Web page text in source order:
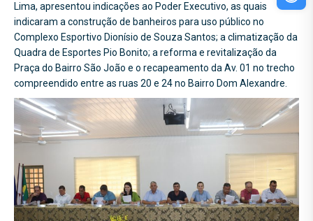
Lima, apresentou indicações ao Poder Executivo, as quais
indicaram a construção de banheiros para uso público no
Complexo Esportivo Dionísio de Souza Santos; a climatização da
Quadra de Esportes Pio Bonito; a reforma e revitalização da
Praça do Bairro São João e o recapeamento da Av. 01 no trecho
compreendido entre as ruas 20 e 24 no Bairro Dom Alexandre.